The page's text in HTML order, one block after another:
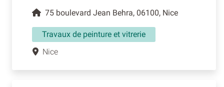
75 boulevard Jean Behra, 06100, Nice
Travaux de peinture et vitrerie
Nice